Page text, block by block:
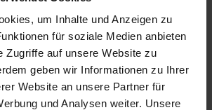
um Inhalte und Anzeigen zu
für soziale Medien anbieten
Zugriffe auf unsere Website zu
geben wir Informationen zu Ihrer
Website an unsere Partner für
und Analysen weiter. Unsere